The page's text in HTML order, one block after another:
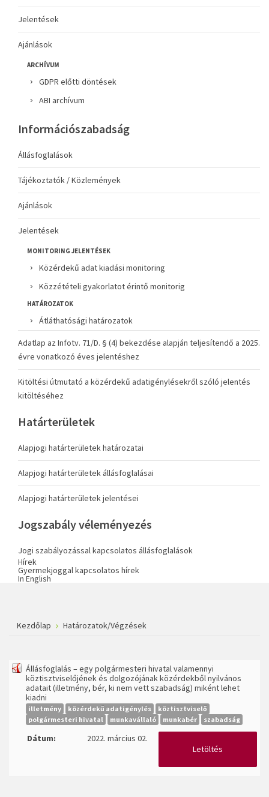
Jelentések
Ajánlások
ARCHÍVUM
GDPR előtti döntések
ABI archívum
Információszabadság
Állásfoglalások
Tájékoztatók / Közlemények
Ajánlások
Jelentések
MONITORING JELENTÉSEK
Közérdekű adat kiadási monitoring
Közzétételi gyakorlatot érintő monitorig
HATÁROZATOK
Átláthatósági határozatok
Adatlap az Infotv. 71/D. § (4) bekezdése alapján teljesítendő a 2025.
évre vonatkozó éves jelentéshez
Kitöltési útmutató a közérdekű adatigénylésekről szóló jelentés
kitöltéséhez
Határterületek
Alapjogi határterületek határozatai
Alapjogi határterületek állásfoglalásai
Alapjogi határterületek jelentései
Jogszabály véleményezés
Jogi szabályozással kapcsolatos állásfoglalások
Hírek
Gyermekjoggal kapcsolatos hírek
In English
Kezdőlap Határozatok/Végzések
Állásfoglalás – egy polgármesteri hivatal valamennyi
köztisztviselőjének és dolgozójának közérdekből nyilvános
adatait (illetmény, bér, ki nem vett szabadság) miként lehet
kiadni
illetmény közérdekű adatigénylés
köztisztviselő
polgármesteri hivatal
munkavállaló munkabér szabadság
Dátum:
2022. március 02.
Letöltés